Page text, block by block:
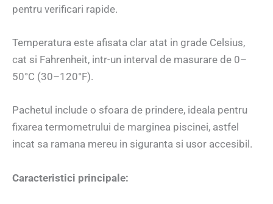
pentru verificari rapide.
Temperatura este afisata clar atat in grade Celsius,
cat si Fahrenheit, intr-un interval de masurare de 0–
50°C (30–120°F).
Pachetul include o sfoara de prindere, ideala pentru
fixarea termometrului de marginea piscinei, astfel
incat sa ramana mereu in siguranta si usor accesibil.
Caracteristici principale: